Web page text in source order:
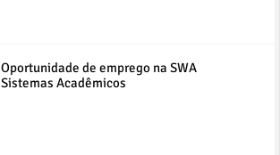
Oportunidade de emprego na SWA
Sistemas Acadêmicos